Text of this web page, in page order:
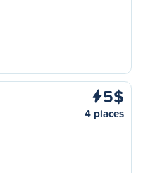
5$
4 places